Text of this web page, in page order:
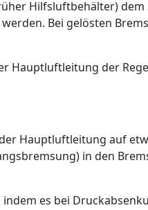
Hilfsluftbehälter)
Bei gelösten
Hauptluftleitung der
Hauptluftleitung auf
in den
es bei